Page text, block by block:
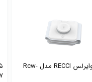
شارژر وایرلس RECCI مدل Rcw-